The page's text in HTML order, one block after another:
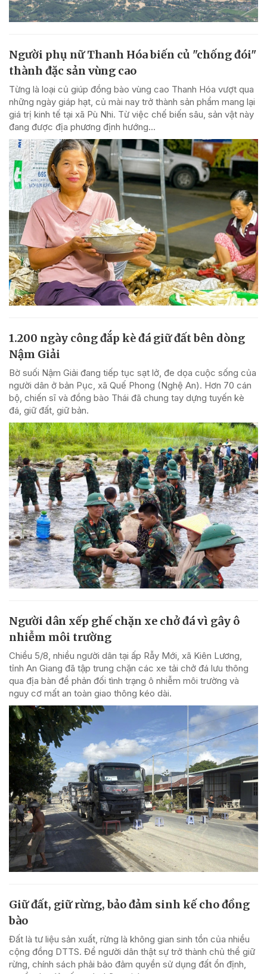
Người phụ nữ Thanh Hóa biến củ "chống đói"
thành đặc sản vùng cao
Từng là loại củ giúp đồng bào vùng cao Thanh Hóa vượt qua
những ngày giáp hạt, củ mài nay trở thành sản phẩm mang lại
giá trị kinh tế tại xã Pù Nhi. Từ việc chế biến sâu, sản vật này
đang được địa phương định hướng...
1.200 ngày công đắp kè đá giữ đất bên dòng
Nậm Giải
Bờ suối Nậm Giải đang tiếp tục sạt lở, đe dọa cuộc sống của
người dân ở bản Pục, xã Quế Phong (Nghệ An). Hơn 70 cán
bộ, chiến sĩ và đồng bào Thái đã chung tay dựng tuyến kè
đá, giữ đất, giữ bản.
Người dân xếp ghế chặn xe chở đá vì gây ô
nhiễm môi trường
Chiều 5/8, nhiều người dân tại ấp Rẫy Mới, xã Kiên Lương,
tỉnh An Giang đã tập trung chặn các xe tải chở đá lưu thông
qua địa bàn để phản đối tình trạng ô nhiễm môi trường và
nguy cơ mất an toàn giao thông kéo dài.
Giữ đất, giữ rừng, bảo đảm sinh kế cho đồng
bào
Đất là tư liệu sản xuất, rừng là không gian sinh tồn của nhiều
cộng đồng DTTS. Để người dân thật sự trở thành chủ thể giữ
rừng, chính sách phải bảo đảm quyền sử dụng đất ổn định,